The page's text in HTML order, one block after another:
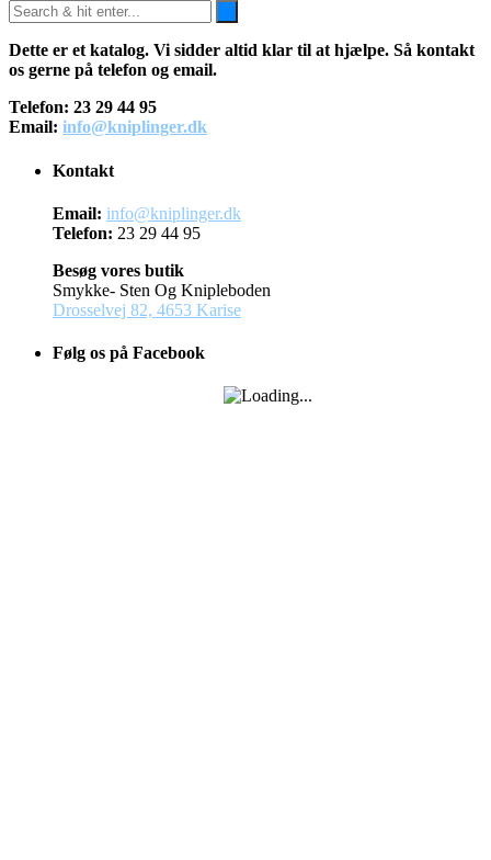
Dette er et katalog. Vi sidder altid klar til at hjælpe. Så kontakt
os gerne på telefon og email.
Telefon: 23 29 44 95
Email: info@kniplinger.dk
Kontakt
Email: info@kniplinger.dk
Telefon: 23 29 44 95
Besøg vores butik
Smykke- Sten Og Knipleboden
Drosselvej 82, 4653 Karise
Følg os på Facebook